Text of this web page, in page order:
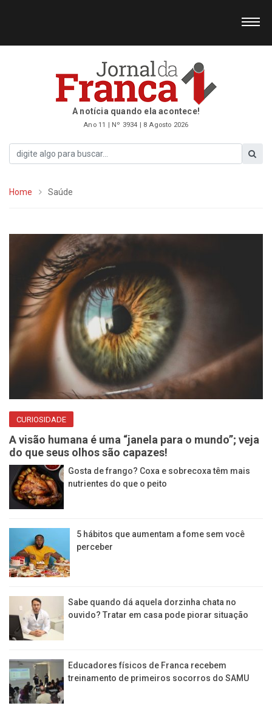
A notícia quando ela acontece!
Ano 11 | Nº 3934 | 8 Agosto 2026
Home Saúde
CURIOSIDADE
A visão humana é uma “janela para o mundo”; veja
do que seus olhos são capazes!
Gosta de frango? Coxa e sobrecoxa têm mais
nutrientes do que o peito
5 hábitos que aumentam a fome sem você
perceber
Sabe quando dá aquela dorzinha chata no
ouvido? Tratar em casa pode piorar situação
Educadores físicos de Franca recebem
treinamento de primeiros socorros do SAMU